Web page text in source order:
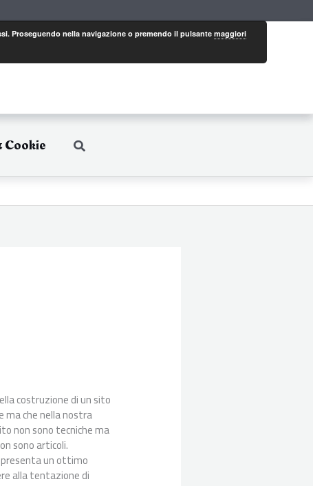
Cookie Cerca
costruzione di un sito
ma che nella nostra
non sono tecniche ma
sono articoli.
un ottimo
alla tentazione di
Proseguendo nella navigazione o premendo il pulsante maggiori